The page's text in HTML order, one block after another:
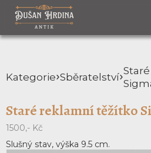
Kategorie Sběratelství
Staré reklamní těžítko
1500,- Kč
Slušný stav, výška 9.5 cm.